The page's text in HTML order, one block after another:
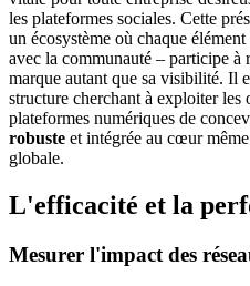
les plateformes sociales. Cette
un écosystème où chaque
avec la communauté – participe à
marque autant que sa visibilité. Il
structure cherchant à exploiter les
plateformes numériques de
robuste et intégrée au cœur
globale.
L'efficacité et la
Mesurer l'impact des